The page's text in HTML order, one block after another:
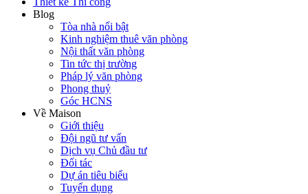
Blog
Tòa nhà nổi bật
Kinh nghiệm thuê văn phòng
Nội thất văn phòng
Tin tức thị trường
Pháp lý văn phòng
Phong thuỷ
Góc HCNS
Về Maison
Giới thiệu
Đội ngũ tư vấn
Dịch vụ Chủ đầu tư
Đối tác
Dự án tiêu biểu
Tuyển dụng